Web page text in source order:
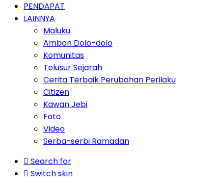
PENDAPAT
LAINNYA
Maluku
Ambon Dolo-dolo
Komunitas
Telusur Sejarah
Cerita Terbaik Perubahan Perilaku
Citizen
Kawan Jebi
Foto
Video
Serba-serbi Ramadan
Search for
Switch skin